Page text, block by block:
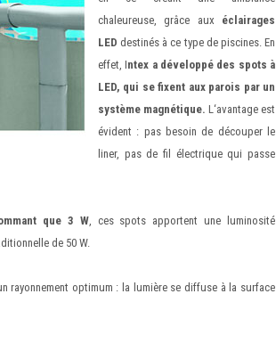
chaleureuse, grâce aux éclairages
LEDdestinés à ce type de piscines. En
effet, Intex a développé des spots à
LED, qui se fixent aux parois par un
système magnétique. L‘avantage est
évident : pas besoin de découper le
liner, pas de fil électrique qui passe
que 3 W, ces spots apportent une luminosité
de 50 W.
rayonnement optimum : la lumière se diffuse à la surface